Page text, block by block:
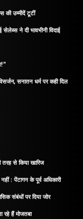
की उम्मीदें टूटीं
ने दी भावभीनी विदाई
सनातन धर्म पर कही दिल
तरह से किया खारिज
: पेंटागन के पूर्व अधिकारी
संबंधों पर दिया जोर
रहे हैं मोजतबा